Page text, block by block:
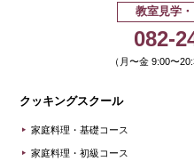
教室見学
082-
（月〜金 9:00〜
クッキングスクール
家庭料理・基礎コース
家庭料理・初級コース